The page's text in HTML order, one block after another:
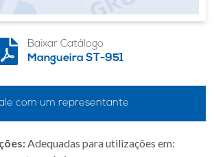
Baixar Catálogo
Mangueira ST-951
com um representante
Adequadas para utilizações em: